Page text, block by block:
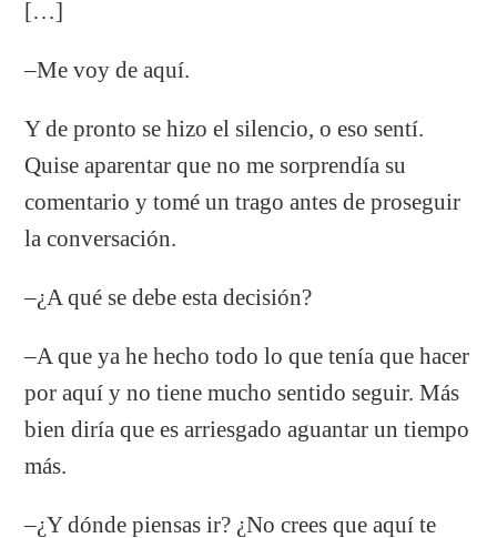
[…]
–Me voy de aquí.
Y de pronto se hizo el silencio, o eso sentí.
Quise aparentar que no me sorprendía su
comentario y tomé un trago antes de proseguir
la conversación.
–¿A qué se debe esta decisión?
–A que ya he hecho todo lo que tenía que hacer
por aquí y no tiene mucho sentido seguir. Más
bien diría que es arriesgado aguantar un tiempo
más.
–¿Y dónde piensas ir? ¿No crees que aquí te